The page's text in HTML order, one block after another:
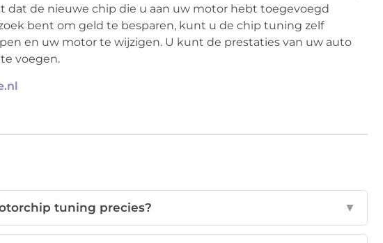
dat de nieuwe chip die u aan uw motor hebt toegevoegd
bent om geld te besparen, kunt u de chip tuning zelf
en uw motor te wijzigen. U kunt de prestaties van uw auto
voegen.
tuning precies? ▼